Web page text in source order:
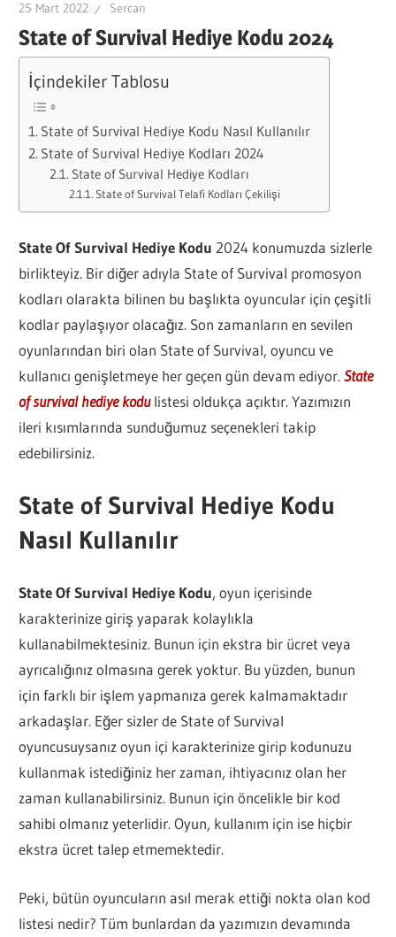
25 Mart 2022 Sercan
State of Survival Hediye Kodu 2024
İçindekiler Tablosu
State of Survival Hediye Kodu Nasıl Kullanılır
State of Survival Hediye Kodları 2024
State of Survival Hediye Kodları
State of Survival Telafi Kodları Çekilişi
State Of Survival Hediye Kodu 2024 konumuzda sizlerle
birlikteyiz. Bir diğer adıyla State of Survival promosyon
kodları olarakta bilinen bu başlıkta oyuncular için çeşitli
kodlar paylaşıyor olacağız. Son zamanların en sevilen
oyunlarından biri olan State of Survival, oyuncu ve
kullanıcı genişletmeye her geçen gün devam ediyor.State
of survival hediye kodulistesi oldukça açıktır. Yazımızın
ileri kısımlarında sunduğumuz seçenekleri takip
edebilirsiniz.
State of Survival Hediye Kodu
Nasıl Kullanılır
State Of Survival Hediye Kodu, oyun içerisinde
karakterinize giriş yaparak kolaylıkla
kullanabilmektesiniz. Bunun için ekstra bir ücret veya
ayrıcalığınız olmasına gerek yoktur. Bu yüzden, bunun
için farklı bir işlem yapmanıza gerek kalmamaktadır
arkadaşlar. Eğer sizler de State of Survival
oyuncusuysanız oyun içi karakterinize girip kodunuzu
kullanmak istediğiniz her zaman, ihtiyacınız olan her
zaman kullanabilirsiniz. Bunun için öncelikle bir kod
sahibi olmanız yeterlidir. Oyun, kullanım için ise hiçbir
ekstra ücret talep etmemektedir.
Peki, bütün oyuncuların asıl merak ettiği nokta olan kod
listesi nedir? Tüm bunlardan da yazımızın devamında